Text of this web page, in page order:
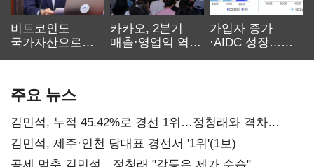
비트코인도
국가자산으로…'
카카오, 2분기
매출·영업익 역대
가입자 증가
·AIDC 성장…
주요 뉴스
김민석, 누적 45.42%로 경선 1위…정청래와 격차
0.86%p(2보)
김민석, 제주·인천 당대표 경선서 '1위'(1보)